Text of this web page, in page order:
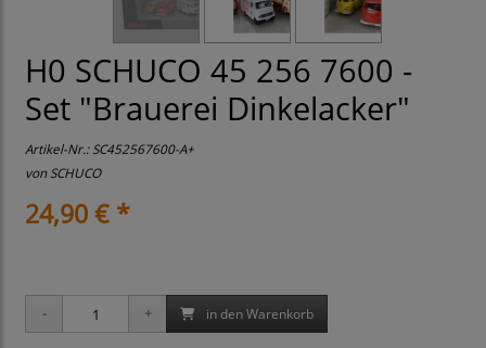
H0 SCHUCO 45 256 7600 -
Set "Brauerei Dinkelacker"
Artikel-Nr.:SC452567600-A+
vonSCHUCO
24,90 € *
in den Warenkorb